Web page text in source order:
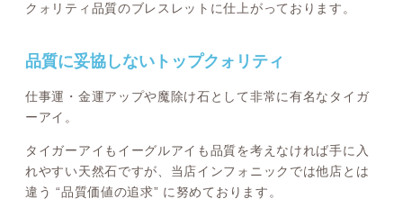
クォリティ品質のブレスレットに仕上がっております。
品質に妥協しないトップクォリティ
仕事運・金運アップや魔除け石として非常に有名なタイガ
ーアイ。
タイガーアイもイーグルアイも品質を考えなければ手に入
れやすい天然石ですが、当店インフォニックでは他店とは
違う “品質価値の追求” に努めております。